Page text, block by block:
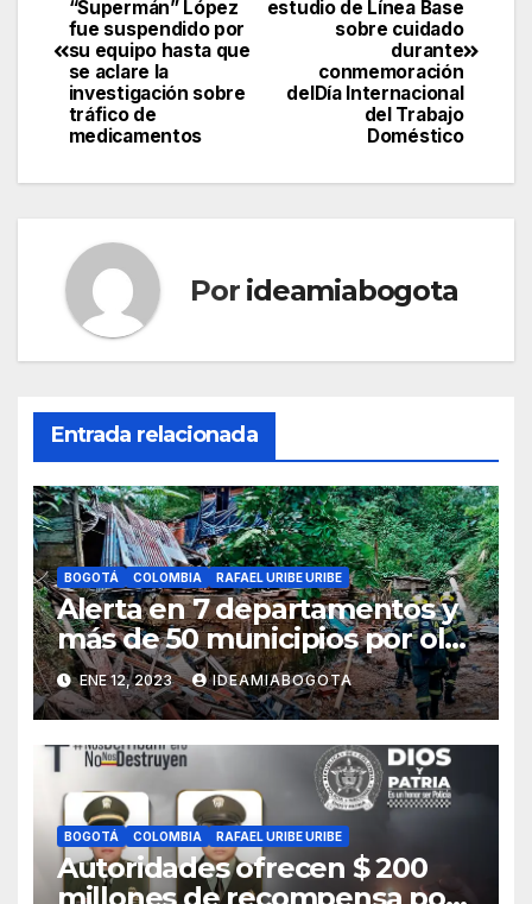
estudio de Línea Base
sobre cuidado
durante
conmemoración
delDía Internacional
del Trabajo
Doméstico
“Supermán” López
fue suspendido por
su equipo hasta que
se aclare la
investigación sobre
tráfico de
medicamentos
Por ideamiabogota
Entrada relacionada
BOGOTÁ COLOMBIA RAFAEL URIBE URIBE
Alerta en 7 departamentos y
más de 50 municipios por ola
invernal
ENE 12, 2023 IDEAMIABOGOTA
BOGOTÁ COLOMBIA RAFAEL URIBE URIBE
Autoridades ofrecen $ 200